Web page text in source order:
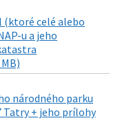
(ktoré celé alebo
u a jeho
národného parku
Tatry + jeho prílohy